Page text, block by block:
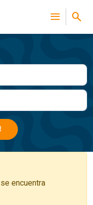
menu search
encuentra